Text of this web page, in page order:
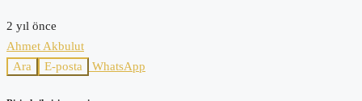
2 yıl önce
Ahmet Akbulut
Ara
E-posta WhatsApp